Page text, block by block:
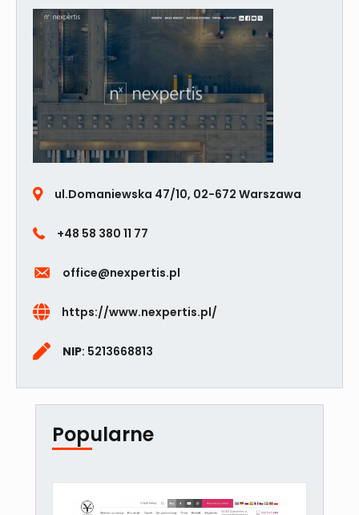
ul.Domaniewska 47/10, 02-672 Warszawa
+48 58 380 11 77
office@nexpertis.pl
https://www.nexpertis.pl/
NIP: 5213668813
Popularne